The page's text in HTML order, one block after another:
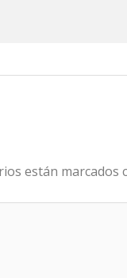
están marcados